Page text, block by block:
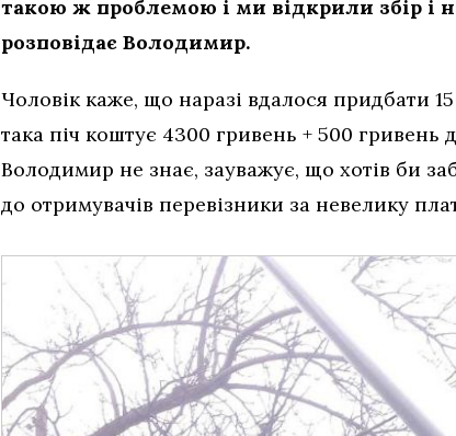
такою ж проблемою і ми відкрили збір і
розповідає Володимир.
Чоловік каже, що наразі вдалося придбати
така піч коштує 4300 гривень + 500
Володимир не знає, зауважує, що хотів би
до отримувачів перевізники за невелику